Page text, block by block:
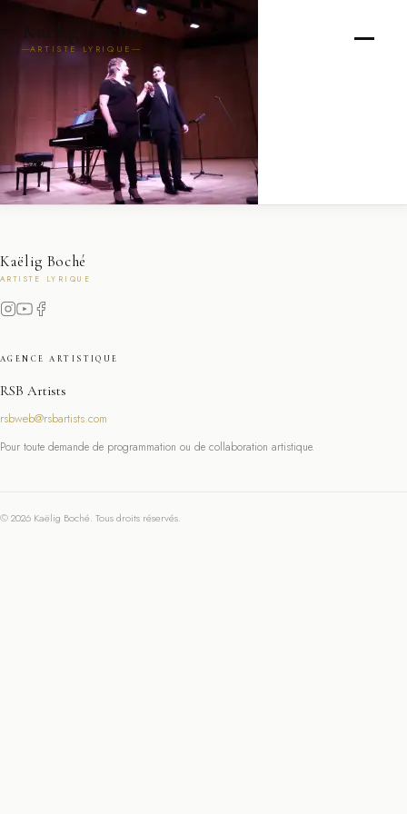
Kaëlig Boché
ARTISTE LYRIQUE
Kaëlig Boché
ARTISTE LYRIQUE
AGENCE ARTISTIQUE
RSB Artists
rsbweb@rsbartists.com
Pour toute demande de programmation ou de collaboration artistique.
© 2026 Kaëlig Boché. Tous droits réservés.